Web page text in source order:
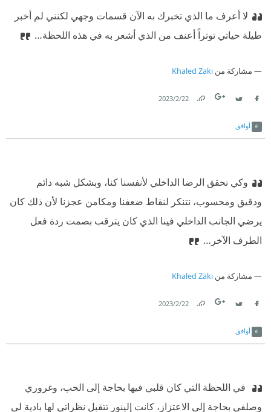
لا أعرف ما الذي تخبرك به الآن قسمات وجهي لكنني لم أخبر
طيلة حياتي توتراً أعنف من الذي أشعر به في هذه اللحظة…
مشاركة من Khaled Zaki
22‏/2‏/2023
أوافق
وكي نحقق الرضا الداخلي لأنفسنا كنا، وبشكل شبه دائم
ودقيق ومحسوب، نتنكر لنقاط ضعفنا ومكامن عجزنا لأن ذلك كان
يرضي الجانب الداخلي فينا الذي كان يترقب بصمت ردة فعل
الطرف الآخر…
مشاركة من Khaled Zaki
22‏/2‏/2023
أوافق
‫ في اللحظة التي كان قلبي فيها بحاجة إلى الحب، وغروري
وصلفي بحاجة إلى الاعتزاز، كانت إلينور تتقبل نظراتي لها بادية لي